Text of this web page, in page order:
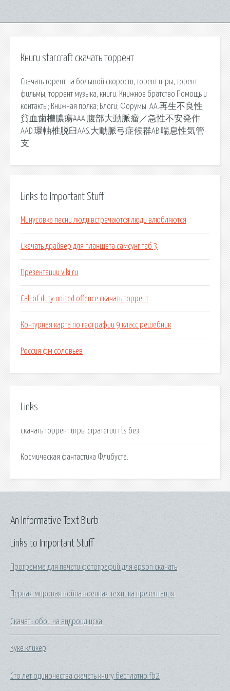
Книги starcraft скачать торрент
Скачать торент на большой скорости, торент игры, торент
фильмы, торрент музыка, книги. Книжное братство Помощь и
контакты; Книжная полка; Блоги; Форумы. AA.再生不良性
貧血歯槽膿瘍AAA.腹部大動脈瘤／急性不安発作
AAD.環軸椎脱臼AAS.大動脈弓症候群AB.喘息性気管
支.
Links to Important Stuff
Минусовка песни люди встречаются люди влюбляются
Скачать драйвер для планшета самсунг таб 3
Презентации viki ru
Call of duty united offence скачать торрент
Контурная карта по географии 9 класс решебник
Россия фм соловьев
Links
cкачать торрент игры стратегии rts без.
Космическая фантастика Флибуста.
Links to Important Stuff
Программа для печати фотографий для epson скачать
Первая мировая война военная техника презентация
Скачать обои на андроид цска
Куке кликер
Сто лет одиночества скачать книгу бесплатно fb2
An Informative Text Blurb